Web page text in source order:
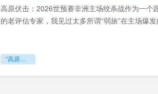
高原伏击：2026世预赛非洲主场绞杀战作为一个
的老评估专家，我见过太多所谓“弱旅”在主场爆
“高原伏击：2026世预赛非洲主场绞杀战”